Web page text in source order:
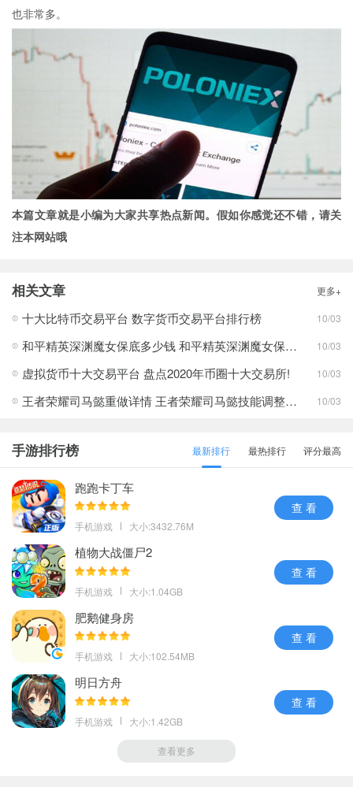
也非常多。
本篇文章就是小编为大家共享热点新闻。假如你感觉还不错，请关
注本网站哦
相关文章 更多+
十大比特币交易平台 数字货币交易平台排行榜 10/03
和平精英深渊魔女保底多少钱 和平精英深渊魔女保底价格介绍 10/03
虚拟货币十大交易平台 盘点2020年币圈十大交易所! 10/03
王者荣耀司马懿重做详情 王者荣耀司马懿技能调整介绍 10/03
手游排行榜 最新排行 最热排行 评分最高
跑跑卡丁车
手机游戏 大小:3432.76M
查 看
植物大战僵尸2
手机游戏 大小:1.04GB
查 看
肥鹅健身房
手机游戏 大小:102.54MB
查 看
明日方舟
手机游戏 大小:1.42GB
查 看
查看更多